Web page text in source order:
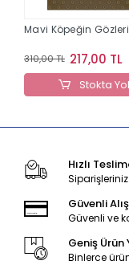
Mavi Köpeğin Gözleri
310,00 TL 217,00 TL
Stokta
Hızlı
Güvenli
Güvenli ve
Geniş Ürün
Binlerce